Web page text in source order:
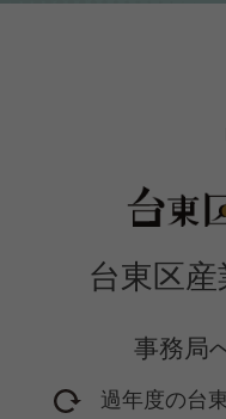
台東区
事務局
過年度の台